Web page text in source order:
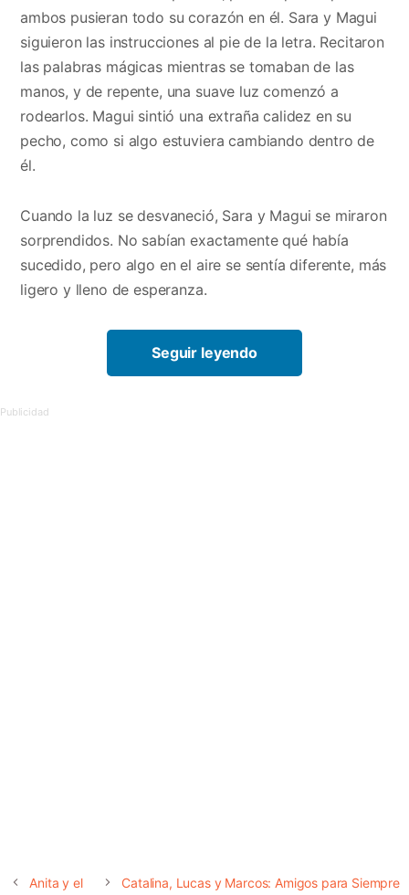
ambos pusieran todo su corazón en él. Sara y Magui
siguieron las instrucciones al pie de la letra. Recitaron
las palabras mágicas mientras se tomaban de las
manos, y de repente, una suave luz comenzó a
rodearlos. Magui sintió una extraña calidez en su
pecho, como si algo estuviera cambiando dentro de
él.
Cuando la luz se desvaneció, Sara y Magui se miraron
sorprendidos. No sabían exactamente qué había
sucedido, pero algo en el aire se sentía diferente, más
ligero y lleno de esperanza.
Seguir leyendo
Anita y el
Catalina, Lucas y Marcos: Amigos para Siempre